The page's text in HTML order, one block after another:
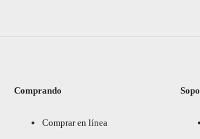
Comprando
Comprar en línea